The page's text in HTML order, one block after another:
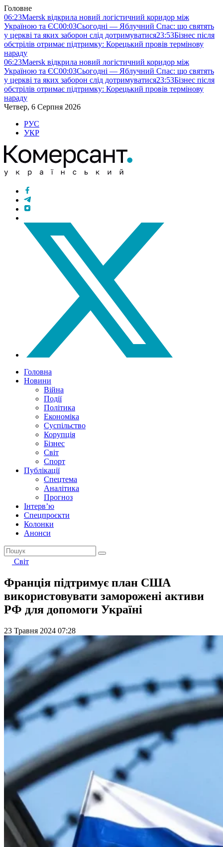
Головне
06:23Maersk відкрила новий логістичний коридор між
Україною та ЄС00:03Сьогодні — Яблучний Спас: що святять
у церкві та яких заборон слід дотримуватися23:53Бізнес після
обстрілів отримає підтримку: Корецький провів термінову
нараду
06:23Maersk відкрила новий логістичний коридор між
Україною та ЄС00:03Сьогодні — Яблучний Спас: що святять
у церкві та яких заборон слід дотримуватися23:53Бізнес після
обстрілів отримає підтримку: Корецький провів термінову
нараду
Четвер, 6 Серпня 2026
РУС
УКР
Головна
Новини
Війна
Події
Політика
Економіка
Суспільство
Корупція
Бізнес
Світ
Спорт
Публікації
Спецтема
Аналітика
Прогноз
Інтерв’ю
Спецпроєкти
Колонки
Анонси
Світ
Франція підтримує план США
використовувати заморожені активи
РФ для допомоги Україні
23 Травня 2024 07:28